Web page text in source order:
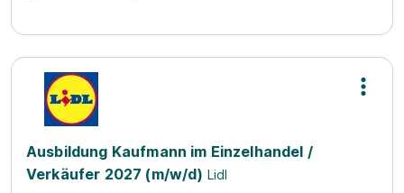
Ausbildung Kaufmann im Einzelhandel /
Verkäufer 2027 (m/w/d) Lidl